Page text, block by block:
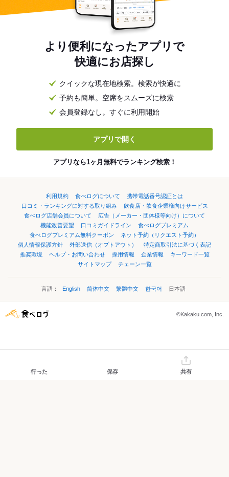
より便利になったアプリで
快適にお店探し
クイックな現在地検索。検索が快適に
予約も簡単。空席をスムーズに検索
会員登録なし。すぐに利用開始
アプリで開く
アプリなら1ヶ月無料でランキング検索！
利用規約 食べログについて
携帯電話番号認証とは
口コミ・ランキングに対する取り組み
飲食店・飲食企業様向けサービス
食べログ店舗会員について
広告（メーカー・団体様等向け）について
機能改善要望
口コミガイドライン
食べログプレミアム
食べログプレミアム無料クーポン
ネット予約（リクエスト予約）
個人情報保護方針
外部送信（オプトアウト）
特定商取引法に基づく表記
推奨環境
ヘルプ・お問い合わせ 採用情報 企業情報
キーワード一覧
サイトマップ
チェーン一覧
言語： English 简体中文 繁體中文 한국어 日本語
©Kakaku.com, Inc.
行った 保存 共有